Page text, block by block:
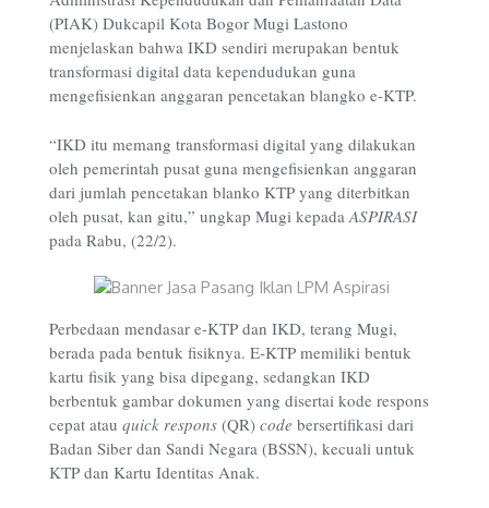
(PIAK) Dukcapil Kota Bogor Mugi Lastono
menjelaskan bahwa IKD sendiri merupakan bentuk
transformasi digital data kependudukan guna
mengefisienkan anggaran pencetakan blangko e-KTP.
“IKD itu memang transformasi digital yang dilakukan
oleh pemerintah pusat guna mengefisienkan anggaran
dari jumlah pencetakan blanko KTP yang diterbitkan
oleh pusat, kan gitu,” ungkap Mugi kepada ASPIRASI
pada Rabu, (22/2).
Perbedaan mendasar e-KTP dan IKD, terang Mugi,
berada pada bentuk fisiknya. E-KTP memiliki bentuk
kartu fisik yang bisa dipegang, sedangkan IKD
berbentuk gambar dokumen yang disertai kode respons
cepat atau quick respons (QR) code bersertifikasi dari
Badan Siber dan Sandi Negara (BSSN), kecuali untuk
KTP dan Kartu Identitas Anak.